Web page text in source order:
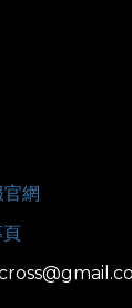
網